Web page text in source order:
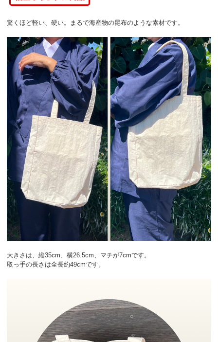
驚くほど軽い、硬い。まるで海産物の昆布のような素材です。
大きさは、縦35cm、横26.5cm、マチが7cmです。
取っ手の長さは全長約49cmです。